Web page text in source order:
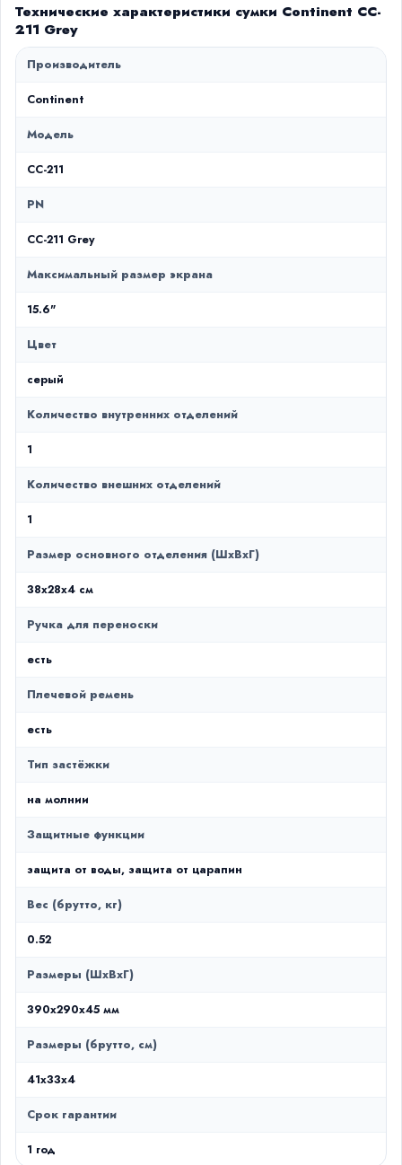
Технические характеристики сумки Continent CC-
211 Grey
Производитель
Continent
Модель
CC-211
PN
CC-211 Grey
Максимальный размер экрана
15.6"
Цвет
серый
Количество внутренних отделений
1
Количество внешних отделений
1
Размер основного отделения (ШxВxГ)
38x28x4 см
Ручка для переноски
есть
Плечевой ремень
есть
Тип застёжки
на молнии
Защитные функции
защита от воды, защита от царапин
Вес (брутто, кг)
0.52
Размеры (ШxВxГ)
390x290x45 мм
Размеры (брутто, см)
41x33x4
Срок гарантии
1 год